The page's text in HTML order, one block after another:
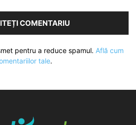
pentru a reduce spamul. Află cum
tale.